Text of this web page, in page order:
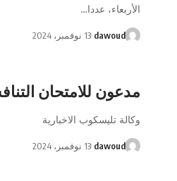
الأربعاء، عددا…
dawoud 13 نوفمبر، 2024
مدعون للامتحان
وكالة تليسكوب الاخبارية
dawoud 13 نوفمبر، 2024